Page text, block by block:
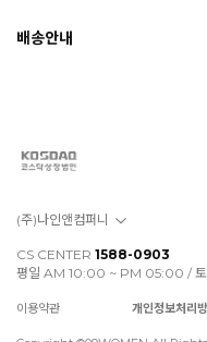
배송안내
(주)나인앤컴퍼니
CS CENTER 1588-0903
평일 AM 10:00 ~ PM 05:00 / 토,
이용약관 개인정보처리